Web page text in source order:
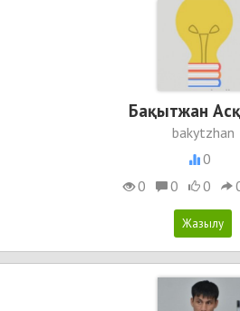
Бақытжан
bakytzhan
0
0
0 0